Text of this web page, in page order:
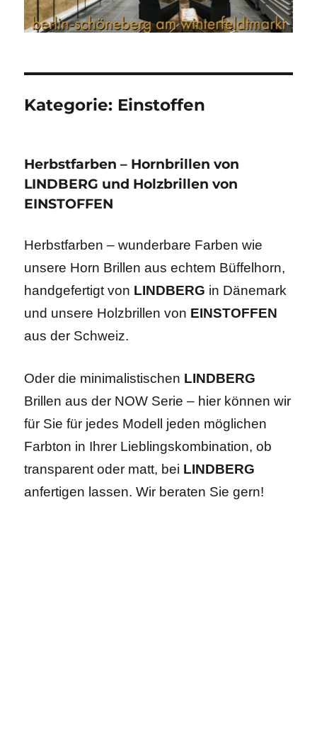
Kategorie: Einstoffen
Herbstfarben – Hornbrillen von
LINDBERG und Holzbrillen von
EINSTOFFEN
Herbstfarben – wunderbare Farben wie
unsere Horn Brillen aus echtem Büffelhorn,
handgefertigt von LINDBERG in Dänemark
und unsere Holzbrillen von EINSTOFFEN
aus der Schweiz.
Oder die minimalistischen LINDBERG
Brillen aus der NOW Serie – hier können wir
für Sie für jedes Modell jeden möglichen
Farbton in Ihrer Lieblingskombination, ob
transparent oder matt, bei LINDBERG
anfertigen lassen. Wir beraten Sie gern!